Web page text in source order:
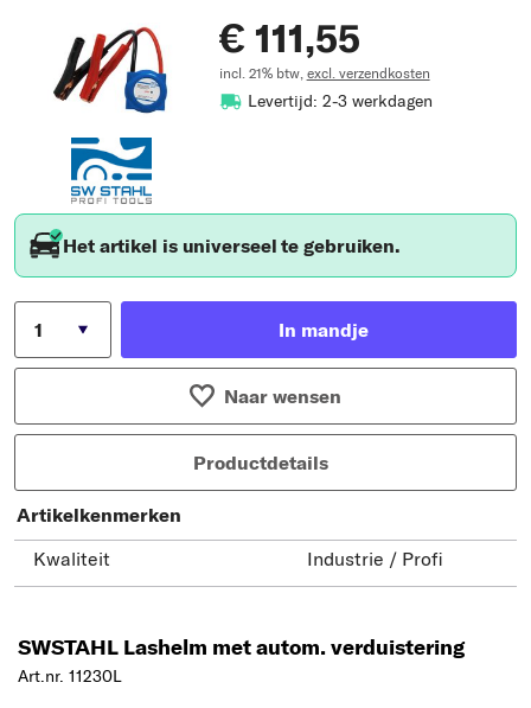
€ 111,55
incl. 21% btw, excl. verzendkosten
Levertijd: 2-3 werkdagen
Het artikel is universeel te gebruiken.
In mandje
Naar wensen
Productdetails
Artikelkenmerken
Kwaliteit
Industrie / Profi
SWSTAHL Lashelm met autom. verduistering
Art.nr. 11230L